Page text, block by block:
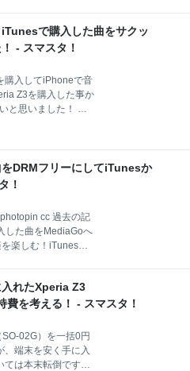
気に入り欲しがって
かし、離れてしまう
ね。Xperia Z Ultra
思いました！笑 そ
入れようと思い 黒色
ー版が欲しい 意外と
笑 Sony XPERIA Z
で購入した曲をサクッ
- スマスタ！
購入してiPhoneで音
Z3を購入した事か
と思いました！ そ
XperiaZ3は対応ヘ
つなぐだけでハイ
が、まずはその前
と思います！ スポ
ニーモバイルのサ
どの圧縮音源をハイ
ングします。ボー
できなかった高音
DRMフリーにしてiTunesか
！
cc 過去の記
した曲をMediaGoへ
楽しむ！iTunesで
をインストールして
ァイルは自動で読み
リーとなっていない
ァイルについては読
DRMの曲をDRMフ
を書きたいと思い
れたXperia Z3
を考える！ - スマスタ！
02G）を一括0円
、端末を安く手に入
ては本末転倒です。